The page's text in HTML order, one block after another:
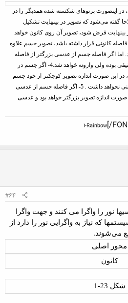
گفته می‌شود که تصویر در بینهایت تشکیل
فرض شود، تصویر آن روی کانون خواهد
کانونی قرار داشته باشد، تصویر جسم علاوه
اما اگر فاصله جسم از عدسی بزرگتر از فاصله
بوده ولی وارونه خواهد شد
4- اگر جسم در
در این صورت اندازه تصویر کوچکتر از خود جسم
نخواهد داشت .
5- اگر فاصله جسم از عدسی
صورت اندازه تصویر بزرگتر خواهد بود و عدسی
1-Rainbow[/
#64
نور را واگرا می کنند و جهت واگرا
که نیاز به واگرایی نور را دارد از
می‌شوند.
محور اصلی
کانون
شکل 23-1